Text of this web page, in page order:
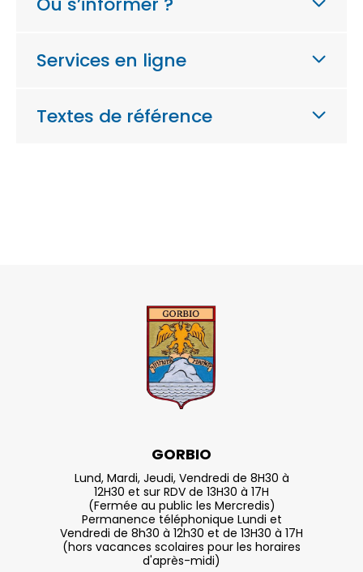
Services en ligne
Textes de référence
GORBIO
Lund, Mardi, Jeudi, Vendredi de 8H30 à
12H30 et sur RDV de 13H30 à 17H
(Fermée au public les Mercredis)
Permanence téléphonique Lundi et
Vendredi de 8h30 à 12h30 et de 13H30 à 17H
(hors vacances scolaires pour les horaires
d'après-midi)